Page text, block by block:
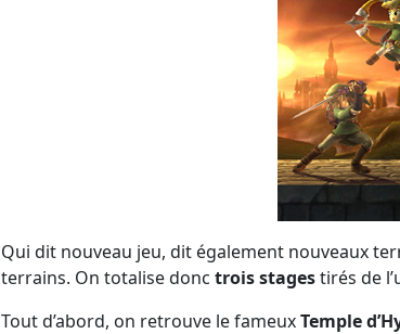
Qui dit nouveau jeu, dit également nouveaux
terrains. On totalise donc trois stagestirés de
Tout d’abord, on retrouve le fameuxTemple